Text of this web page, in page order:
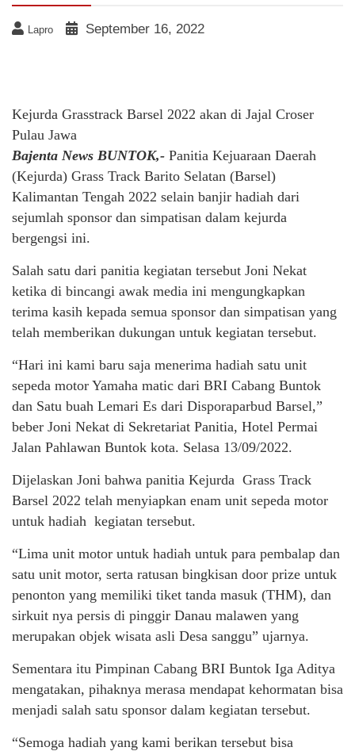
Lapro September 16, 2022
Kejurda Grasstrack Barsel 2022 akan di Jajal Croser
Pulau Jawa
Bajenta News BUNTOK,- Panitia Kejuaraan Daerah
(Kejurda) Grass Track Barito Selatan (Barsel)
Kalimantan Tengah 2022 selain banjir hadiah dari
sejumlah sponsor dan simpatisan dalam kejurda
bergengsi ini.
Salah satu dari panitia kegiatan tersebut Joni Nekat
ketika di bincangi awak media ini mengungkapkan
terima kasih kepada semua sponsor dan simpatisan yang
telah memberikan dukungan untuk kegiatan tersebut.
“Hari ini kami baru saja menerima hadiah satu unit
sepeda motor Yamaha matic dari BRI Cabang Buntok
dan Satu buah Lemari Es dari Disporaparbud Barsel,”
beber Joni Nekat di Sekretariat Panitia, Hotel Permai
Jalan Pahlawan Buntok kota. Selasa 13/09/2022.
Dijelaskan Joni bahwa panitia Kejurda Grass Track
Barsel 2022 telah menyiapkan enam unit sepeda motor
untuk hadiah kegiatan tersebut.
“Lima unit motor untuk hadiah untuk para pembalap dan
satu unit motor, serta ratusan bingkisan door prize untuk
penonton yang memiliki tiket tanda masuk (THM), dan
sirkuit nya persis di pinggir Danau malawen yang
merupakan objek wisata asli Desa sanggu” ujarnya.
Sementara itu Pimpinan Cabang BRI Buntok Iga Aditya
mengatakan, pihaknya merasa mendapat kehormatan bisa
menjadi salah satu sponsor dalam kegiatan tersebut.
“Semoga hadiah yang kami berikan tersebut bisa